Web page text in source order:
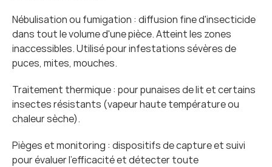
Nébulisation ou fumigation : diffusion fine d'insecticide
dans tout le volume d'une pièce. Atteint les zones
inaccessibles. Utilisé pour infestations sévères de
puces, mites, mouches.
Traitement thermique : pour punaises de lit et certains
insectes résistants (vapeur haute température ou
chaleur sèche).
Pièges et monitoring : dispositifs de capture et suivi
pour évaluer l'efficacité et détecter toute